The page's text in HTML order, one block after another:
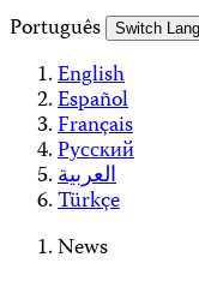
Português
Switch
English
Español
Français
Русский
العربية
Türkçe
News